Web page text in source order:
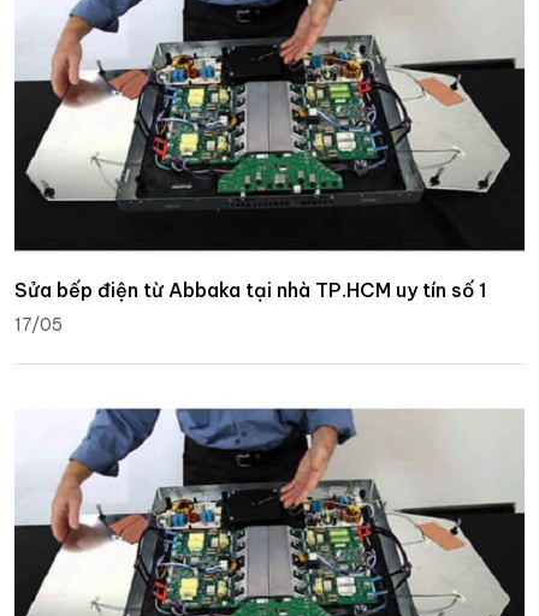
Sửa bếp điện từ Abbaka tại nhà TP.HCM uy tín số 1
17/05